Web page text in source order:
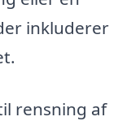
inkluderer
rensning af